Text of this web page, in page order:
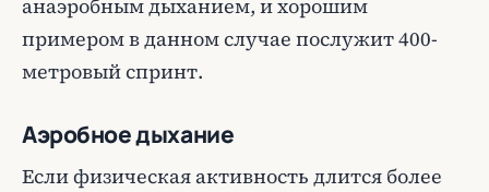
анаэробным дыханием, и хорошим
примером в данном случае послужит 400-
метровый спринт.
Аэробное дыхание
Если физическая активность длится более